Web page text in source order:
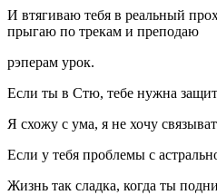
И втягиваю тебя в реальный
прыгаю по трекам и преподаю
рэперам урок.
Если ты в Стю, тебе нужна
Я схожу с ума, я не хочу
Если у тебя проблемы с
Жизнь так сладка, когда ты